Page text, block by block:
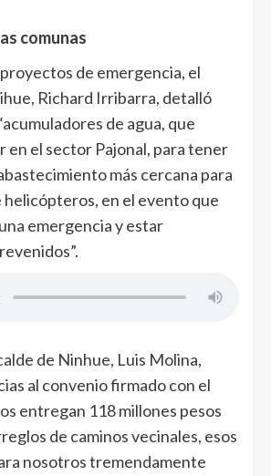
comunas
de emergencia, el
Richard Irribarra, detalló
de agua, que
en el sector Pajonal, para tener
más cercana para
en el evento que
emergencia y estar
de Ninhue, Luis Molina,
al convenio firmado con el
entregan 118 millones pesos
de caminos vecinales, esos
nosotros tremendamente